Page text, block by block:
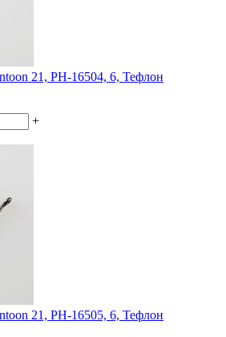
21, PH-16504, 6, Тефлон
+
21, PH-16505, 6, Тефлон